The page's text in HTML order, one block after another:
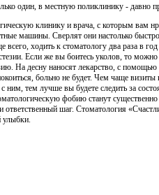
один, в местную поликлинику - давно
клинику и врача, с которым вам
машины. Сверлят они настолько
ходить к стоматологу два раза в
Если же вы боитесь уколов, то можно
На десну наносят лекарство, с
больно не будет. Чем чаще визиты
тем лучше вы будете следить за
фобию станут
ответственный шаг. Стоматология
улыбки.